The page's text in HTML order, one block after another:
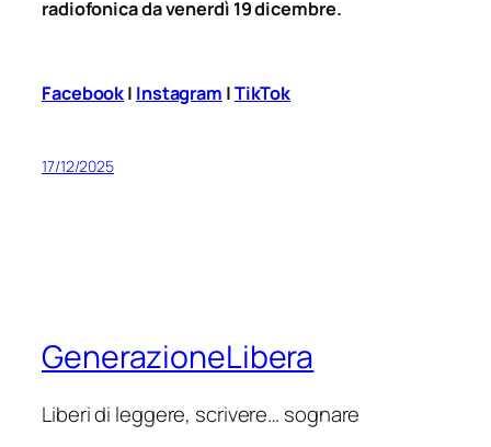
radiofonica da venerdì 19 dicembre.
Facebook| Instagram |TikTok
17/12/2025
GenerazioneLibera
Liberi di leggere, scrivere… sognare